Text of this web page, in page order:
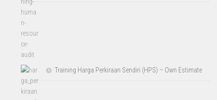
Training Harga Perkiraan Sendiri (HPS) – Own Estimate